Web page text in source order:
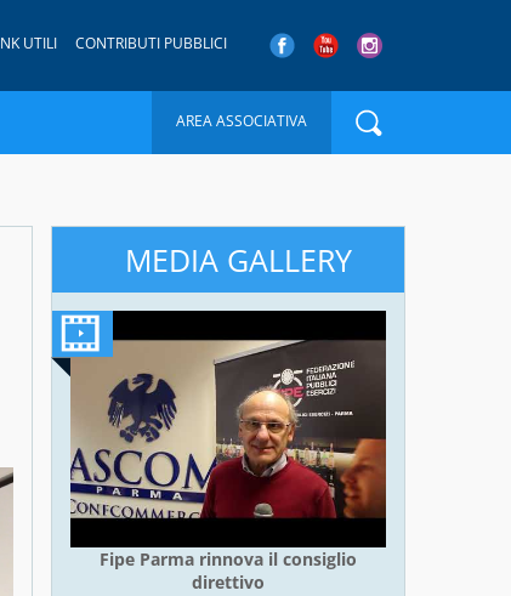
UTILI CONTRIBUTI PUBBLICI
AREA ASSOCIATIVA
MEDIA GALLERY
Fipe Parma rinnova il consiglio
direttivo